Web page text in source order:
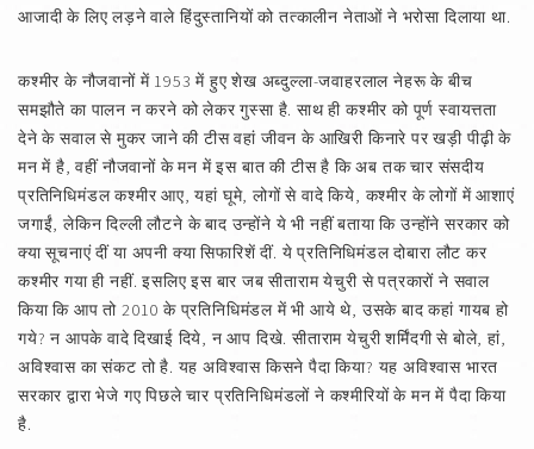
आजादी के लिए लड़ने वाले हिंदुस्तानियों को तत्कालीन नेताओं ने भरोसा दिलाया था.
कश्मीर के नौजवानों में 1953 में हुए शेख अब्दुल्ला-जवाहरलाल नेहरू के बीच
समझौते का पालन न करने को लेकर गुस्सा है. साथ ही कश्मीर को पूर्ण स्वायत्तता
देने के सवाल से मुकर जाने की टीस वहां जीवन के आखिरी किनारे पर खड़ी पीढ़ी के
मन में है, वहीं नौजवानों के मन में इस बात की टीस है कि अब तक चार संसदीय
प्रतिनिधिमंडल कश्मीर आए, यहां घूमे, लोगों से वादे किये, कश्मीर के लोगों में आशाएं
जगाईं, लेकिन दिल्ली लौटने के बाद उन्होंने ये भी नहीं बताया कि उन्होंने सरकार को
क्या सूचनाएं दीं या अपनी क्या सिफारिशें दीं. ये प्रतिनिधिमंडल दोबारा लौट कर
कश्मीर गया ही नहीं. इसलिए इस बार जब सीताराम येचुरी से पत्रकारों ने सवाल
किया कि आप तो 2010 के प्रतिनिधिमंडल में भी आये थे, उसके बाद कहां गायब हो
गये? न आपके वादे दिखाई दिये, न आप दिखे. सीताराम येचुरी शर्मिंदगी से बोले, हां,
अविश्‍वास का संकट तो है. यह अविश्‍वास किसने पैदा किया? यह अविश्‍वास भारत
सरकार द्वारा भेजे गए पिछले चार प्रतिनिधिमंडलों ने कश्मीरियों के मन में पैदा किया
है.